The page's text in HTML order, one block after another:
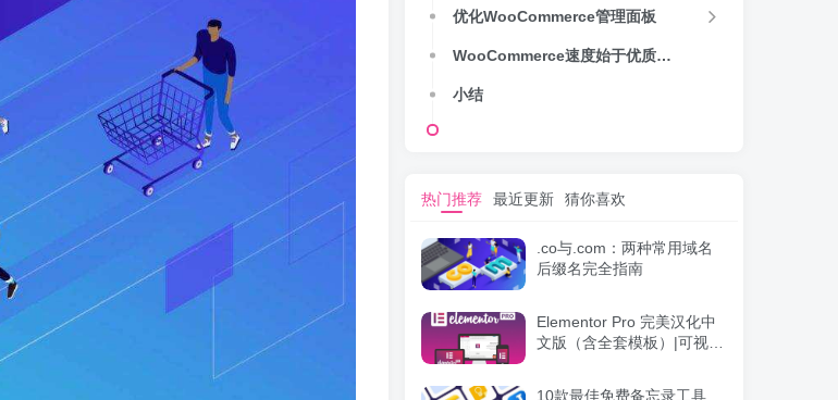
优化WooCommerce管理面板
WooCommerce速度始于优质托管
小结
热门推荐 最近更新 猜你喜欢
.co与.com：两种常用域名
后缀名完全指南
Elementor Pro 完美汉化中
文版（含全套模板）|可视化
10款最佳免费备忘录工具